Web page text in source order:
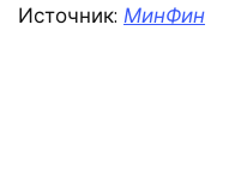
Источник: МинФин